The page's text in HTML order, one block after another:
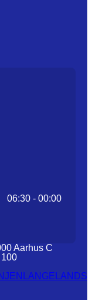
06:30 - 00:00
Aarhus C